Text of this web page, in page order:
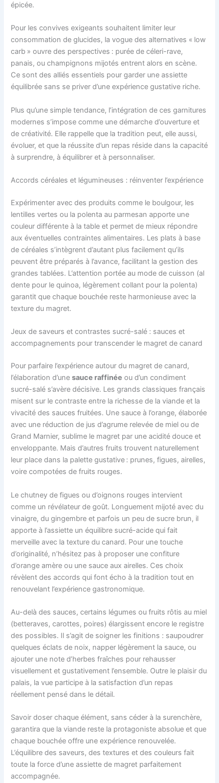
épicée.
Pour les convives exigeants souhaitent limiter leur
consommation de glucides, la vogue des alternatives « low
carb » ouvre des perspectives : purée de céleri-rave,
panais, ou champignons mijotés entrent alors en scène.
Ce sont des alliés essentiels pour garder une assiette
équilibrée sans se priver d’une expérience gustative riche.
Plus qu’une simple tendance, l’intégration de ces garnitures
modernes s’impose comme une démarche d’ouverture et
de créativité. Elle rappelle que la tradition peut, elle aussi,
évoluer, et que la réussite d’un repas réside dans la capacité
à surprendre, à équilibrer et à personnaliser.
Accords céréales et légumineuses : réinventer l’expérience
Expérimenter avec des produits comme le boulgour, les
lentilles vertes ou la polenta au parmesan apporte une
couleur différente à la table et permet de mieux répondre
aux éventuelles contraintes alimentaires. Les plats à base
de céréales s’intègrent d’autant plus facilement qu’ils
peuvent être préparés à l’avance, facilitant la gestion des
grandes tablées. L’attention portée au mode de cuisson (al
dente pour le quinoa, légèrement collant pour la polenta)
garantit que chaque bouchée reste harmonieuse avec la
texture du magret.
Jeux de saveurs et contrastes sucré-salé : sauces et
accompagnements pour transcender le magret de canard
Pour parfaire l’expérience autour du magret de canard,
l’élaboration d’unesauce raffinée ou d’un condiment
sucré-salé s’avère décisive. Les grands classiques français
misent sur le contraste entre la richesse de la viande et la
vivacité des sauces fruitées. Une sauce à l’orange, élaborée
avec une réduction de jus d’agrume relevée de miel ou de
Grand Marnier, sublime le magret par une acidité douce et
enveloppante. Mais d’autres fruits trouvent naturellement
leur place dans la palette gustative : prunes, figues, airelles,
voire compotées de fruits rouges.
Le chutney de figues ou d’oignons rouges intervient
comme un révélateur de goût. Longuement mijoté avec du
vinaigre, du gingembre et parfois un peu de sucre brun, il
apporte à l’assiette un équilibre sucré-acide qui fait
merveille avec la texture du canard. Pour une touche
d’originalité, n’hésitez pas à proposer une confiture
d’orange amère ou une sauce aux airelles. Ces choix
révèlent des accords qui font écho à la tradition tout en
renouvelant l’expérience gastronomique.
Au-delà des sauces, certains légumes ou fruits rôtis au miel
(betteraves, carottes, poires) élargissent encore le registre
des possibles. Il s’agit de soigner les finitions : saupoudrer
quelques éclats de noix, napper légèrement la sauce, ou
ajouter une note d’herbes fraîches pour rehausser
visuellement et gustativement l’ensemble. Outre le plaisir du
palais, la vue participe à la satisfaction d’un repas
réellement pensé dans le détail.
Savoir doser chaque élément, sans céder à la surenchère,
garantira que la viande reste la protagoniste absolue et que
chaque bouchée offre une expérience renouvelée.
L’équilibre des saveurs, des textures et des couleurs fait
toute la force d’une assiette de magret parfaitement
accompagnée.